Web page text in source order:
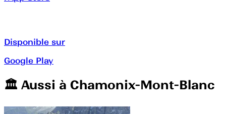
Disponible sur
Google Play
🏛️️ Aussi à Chamonix-Mont-Blanc